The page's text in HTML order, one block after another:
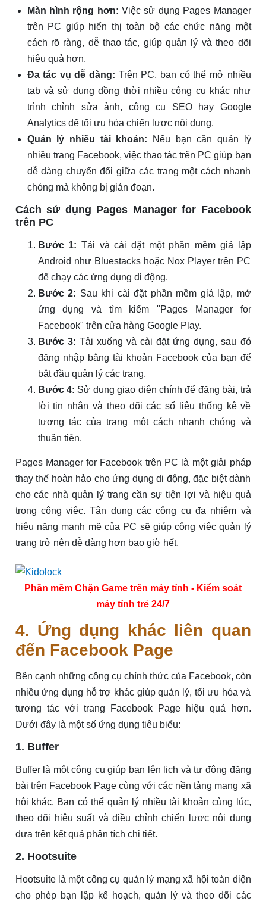
Màn hình rộng hơn: Việc sử dụng Pages Manager
trên PC giúp hiển thị toàn bộ các chức năng một
cách rõ ràng, dễ thao tác, giúp quản lý và theo dõi
hiệu quả hơn.
Đa tác vụ dễ dàng: Trên PC, bạn có thể mở nhiều
tab và sử dụng đồng thời nhiều công cụ khác như
trình chỉnh sửa ảnh, công cụ SEO hay Google
Analytics để tối ưu hóa chiến lược nội dung.
Quản lý nhiều tài khoản: Nếu bạn cần quản lý
nhiều trang Facebook, việc thao tác trên PC giúp bạn
dễ dàng chuyển đổi giữa các trang một cách nhanh
chóng mà không bị gián đoạn.
Cách sử dụng Pages Manager for Facebook
trên PC
Bước 1: Tải và cài đặt một phần mềm giả lập
Android như Bluestacks hoặc Nox Player trên PC
để chạy các ứng dụng di động.
Bước 2: Sau khi cài đặt phần mềm giả lập, mở
ứng dụng và tìm kiếm "Pages Manager for
Facebook" trên cửa hàng Google Play.
Bước 3: Tải xuống và cài đặt ứng dụng, sau đó
đăng nhập bằng tài khoản Facebook của bạn để
bắt đầu quản lý các trang.
Bước 4: Sử dụng giao diện chính để đăng bài, trả
lời tin nhắn và theo dõi các số liệu thống kê về
tương tác của trang một cách nhanh chóng và
thuận tiện.
Pages Manager for Facebook trên PC là một giải pháp
thay thế hoàn hảo cho ứng dụng di động, đặc biệt dành
cho các nhà quản lý trang cần sự tiện lợi và hiệu quả
trong công việc. Tận dụng các công cụ đa nhiệm và
hiệu năng mạnh mẽ của PC sẽ giúp công việc quản lý
trang trở nên dễ dàng hơn bao giờ hết.
Phần mềm Chặn Game trên máy tính - Kiểm soát
máy tính trẻ 24/7
4. Ứng dụng khác liên quan
đến Facebook Page
Bên cạnh những công cụ chính thức của Facebook, còn
nhiều ứng dụng hỗ trợ khác giúp quản lý, tối ưu hóa và
tương tác với trang Facebook Page hiệu quả hơn.
Dưới đây là một số ứng dụng tiêu biểu:
1. Buffer
Buffer là một công cụ giúp bạn lên lịch và tự động đăng
bài trên Facebook Page cùng với các nền tảng mạng xã
hội khác. Bạn có thể quản lý nhiều tài khoản cùng lúc,
theo dõi hiệu suất và điều chỉnh chiến lược nội dung
dựa trên kết quả phân tích chi tiết.
2. Hootsuite
Hootsuite là một công cụ quản lý mạng xã hội toàn diện
cho phép bạn lập kế hoạch, quản lý và theo dõi các